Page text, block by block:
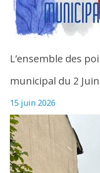
L’ensemble des
municipal du 2
15 juin 2026